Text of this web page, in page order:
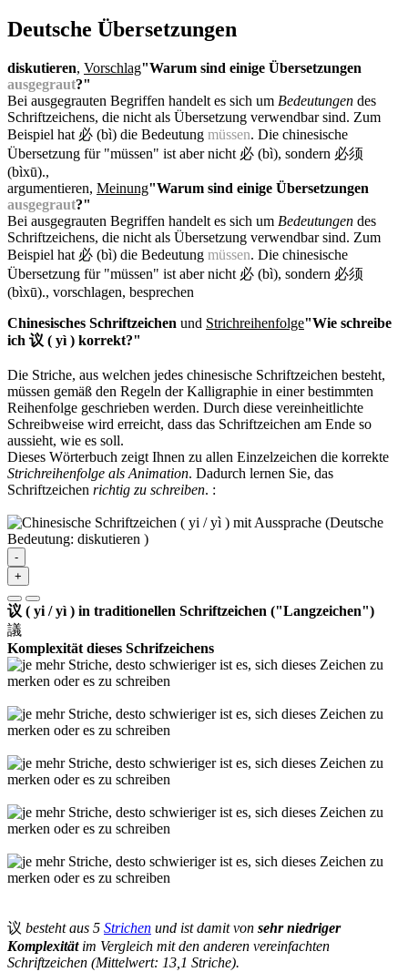
Deutsche Übersetzungen
diskutieren, Vorschlag"Warum sind einige Übersetzungen
ausgegraut?"
Bei ausgegrauten Begriffen handelt es sich um Bedeutungen des
Schriftzeichens, die nicht als Übersetzung verwendbar sind. Zum
Beispiel hat 必 (bì) die Bedeutung müssen. Die chinesische
Übersetzung für "müssen" ist aber nicht 必 (bì), sondern 必须
(bìxū).,
argumentieren, Meinung"Warum sind einige Übersetzungen
ausgegraut?"
Bei ausgegrauten Begriffen handelt es sich um Bedeutungen des
Schriftzeichens, die nicht als Übersetzung verwendbar sind. Zum
Beispiel hat 必 (bì) die Bedeutung müssen. Die chinesische
Übersetzung für "müssen" ist aber nicht 必 (bì), sondern 必须
(bìxū)., vorschlagen, besprechen
Chinesisches Schriftzeichen und Strichreihenfolge"Wie schreibe
ich 议 ( yì ) korrekt?"
Die Striche, aus welchen jedes chinesische Schriftzeichen besteht,
müssen gemäß den Regeln der Kalligraphie in einer bestimmten
Reihenfolge geschrieben werden. Durch diese vereinheitlichte
Schreibweise wird erreicht, dass das Schriftzeichen am Ende so
aussieht, wie es soll.
Dieses Wörterbuch zeigt Ihnen zu allen Einzelzeichen die korrekte
Strichreihenfolge als Animation. Dadurch lernen Sie, das
Schriftzeichen richtig zu schreiben. :
-
+
议 ( yi / yì ) in traditionellen Schriftzeichen ("Langzeichen")
議
Komplexität dieses Schrifzeichens
议 besteht aus 5 Strichen und ist damit von sehr niedriger
Komplexitätim Vergleich mit den anderen vereinfachten
Schriftzeichen (Mittelwert: 13,1 Striche).